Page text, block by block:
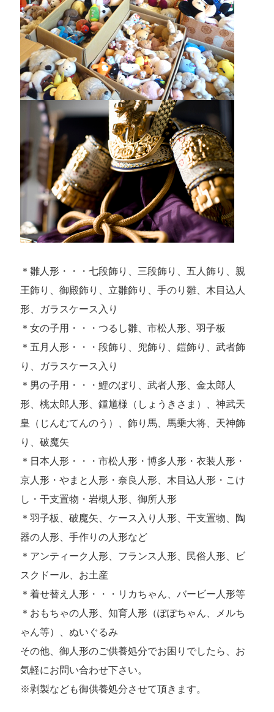
＊雛人形・・・七段飾り、三段飾り、五人飾り、親
王飾り、御殿飾り、立雛飾り、手のり雛、木目込人
形、ガラスケース入り
＊女の子用・・・つるし雛、市松人形、羽子板
＊五月人形・・・段飾り、兜飾り、鎧飾り、武者飾
り、ガラスケース入り
＊男の子用・・・鯉のぼり、武者人形、金太郎人
形、桃太郎人形、鍾馗様（しょうきさま）、神武天
皇（じんむてんのう）、飾り馬、馬乗大将、天神飾
り、破魔矢
＊日本人形・・・市松人形・博多人形・衣装人形・
京人形・やまと人形・奈良人形、木目込人形・こけ
し・干支置物・岩槻人形、御所人形
＊羽子板、破魔矢、ケース入り人形、干支置物、陶
器の人形、手作りの人形など
＊アンティーク人形、フランス人形、民俗人形、ビ
スクドール、お土産
＊着せ替え人形・・・リカちゃん、バービー人形等
＊おもちゃの人形、知育人形（ぽぽちゃん、メルち
ゃん等）、ぬいぐるみ
その他、御人形のご供養処分でお困りでしたら、お
気軽にお問い合わせ下さい。
※剥製なども御供養処分させて頂きます。